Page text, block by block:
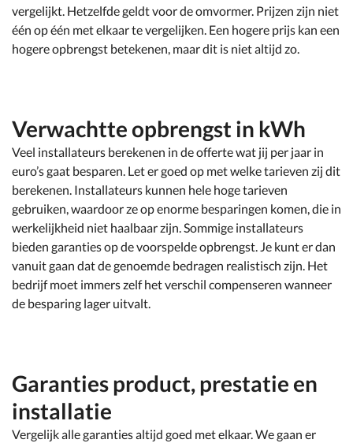
vergelijkt. Hetzelfde geldt voor de omvormer. Prijzen zijn niet
één op één met elkaar te vergelijken. Een hogere prijs kan een
hogere opbrengst betekenen, maar dit is niet altijd zo.
Verwachtte opbrengst in kWh
Veel installateurs berekenen in de offerte wat jij per jaar in
euro’s gaat besparen. Let er goed op met welke tarieven zij dit
berekenen. Installateurs kunnen hele hoge tarieven
gebruiken, waardoor ze op enorme besparingen komen, die in
werkelijkheid niet haalbaar zijn. Sommige installateurs
bieden garanties op de voorspelde opbrengst. Je kunt er dan
vanuit gaan dat de genoemde bedragen realistisch zijn. Het
bedrijf moet immers zelf het verschil compenseren wanneer
de besparing lager uitvalt.
Garanties product, prestatie en
installatie
Vergelijk alle garanties altijd goed met elkaar. We gaan er